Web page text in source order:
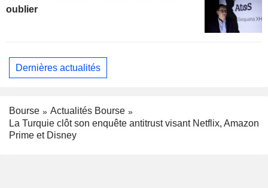
oublier
Dernières actualités
Bourse
Actualités Bourse
La Turquie clôt son enquête antitrust visant Netflix, Amazon
Prime et Disney